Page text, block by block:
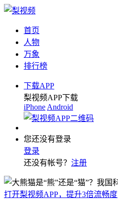
首页
人物
万象
排行榜
下载APP
梨视频APP下载
iPhone Android
您还没有登录
登录
还没有帐号？ 注册
打开梨视频APP，提升3倍流畅度